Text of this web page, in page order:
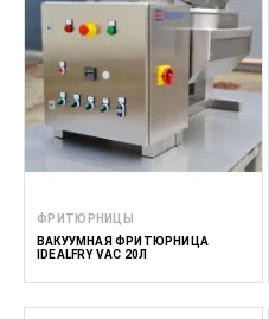
ФРИТЮРНИЦЫ
ВАКУУМНАЯ ФРИТЮРНИЦА
IDEALFRY VAC 20Л